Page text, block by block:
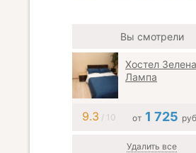
Вы смотрели
Хостел
Лампа
9.3 / 10 от 1 725
Удалить все